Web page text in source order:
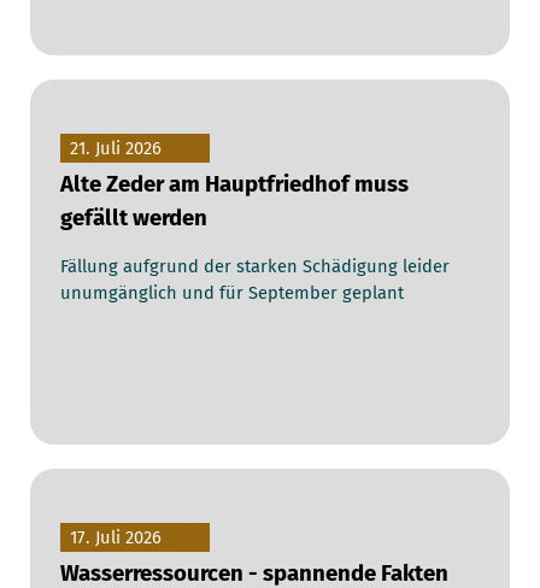
21. Juli 2026
Alte Zeder am Hauptfriedhof muss
gefällt werden
Fällung aufgrund der starken Schädigung leider
unumgänglich und für September geplant
17. Juli 2026
Wasserressourcen - spannende Fakten